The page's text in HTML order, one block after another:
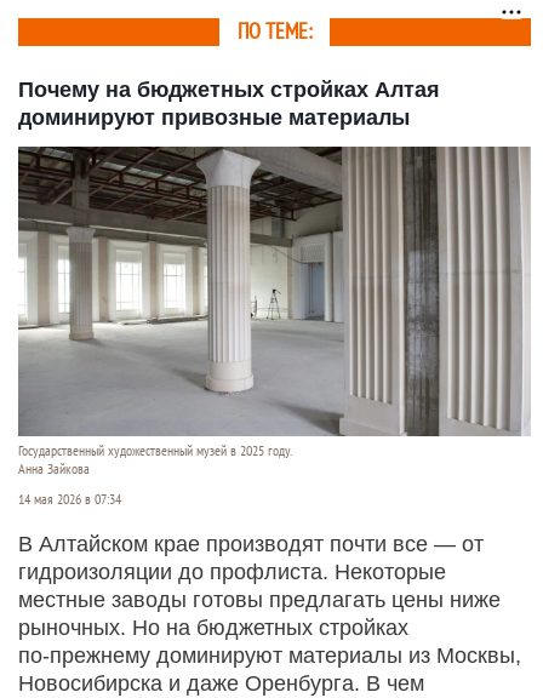
ПО ТЕМЕ:
Почему на бюджетных стройках Алтая
доминируют привозные материалы
Государственный художественный музей в 2025 году.
Анна Зайкова
14 мая 2026 в 07:34
В Алтайском крае производят почти все — от
гидроизоляции до профлиста. Некоторые
местные заводы готовы предлагать цены ниже
рыночных. Но на бюджетных стройках
по‑прежнему доминируют материалы из Москвы,
Новосибирска и даже Оренбурга. В чем